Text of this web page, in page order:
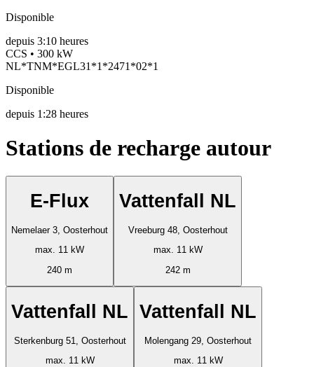
Disponible
depuis 3:10 heures
CCS • 300 kW
NL*TNM*EGL31*1*2471*02*1
Disponible
depuis 1:28 heures
Stations de recharge autour
E-Flux
Nemelaer 3, Oosterhout
max. 11 kW
240 m
Vattenfall NL
Vreeburg 48, Oosterhout
max. 11 kW
242 m
Vattenfall NL
Sterkenburg 51, Oosterhout
max. 11 kW
Vattenfall NL
Molengang 29, Oosterhout
max. 11 kW